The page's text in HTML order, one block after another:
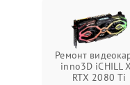
Ремонт
inno3D iCHILL
RTX 2080 Ti